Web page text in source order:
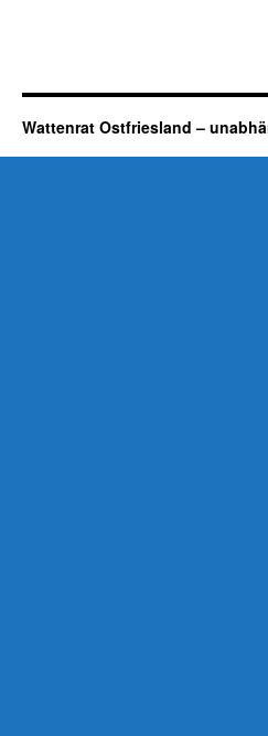
Wattenrat Ostfriesland –